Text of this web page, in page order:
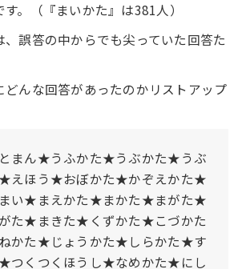
。（『まいかた』は381人）
誤答の中からでも尖っていた回答た
どんな回答があったのかリストアップ
まん★うふかた★うぶかた★うぶ
えほう★おぼかた★かぞえかた★
い★まえかた★まかた★まがた★
た★まきた★くずかた★こづかた
かた★じょうかた★しらかた★す
つくつくほうし★なめかた★にし